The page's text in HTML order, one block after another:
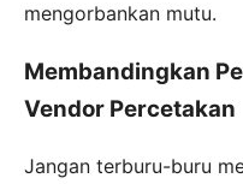
mengorbankan mutu.
Membandingkan
Vendor Percetakan
Jangan terburu-buru